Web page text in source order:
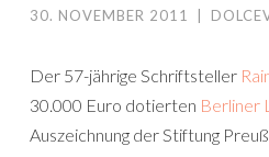
30. NOVEMBER 2011
Der 57-jährige Schriftsteller
30.000 Euro dotierten Berliner
Auszeichnung der Stiftung